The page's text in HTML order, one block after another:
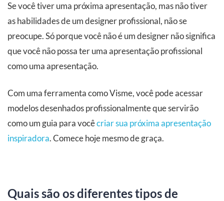
Se você tiver uma próxima apresentação, mas não tiver
as habilidades de um designer profissional, não se
preocupe. Só porque você não é um designer não significa
que você não possa ter uma apresentação profissional
como uma apresentação.
Com uma ferramenta como Visme, você pode acessar
modelos desenhados profissionalmente que servirão
como um guia para vocêcriar sua próxima apresentação
inspiradora. Comece hoje mesmo de graça.
Quais são os diferentes tipos de